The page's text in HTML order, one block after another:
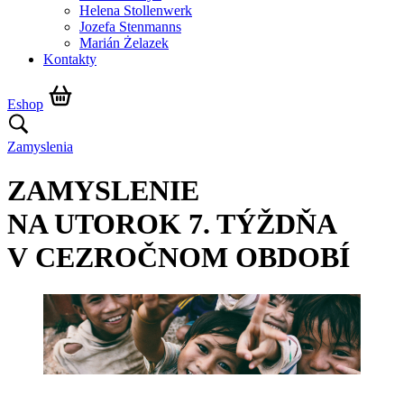
Helena Stollenwerk
Jozefa Stenmanns
Marián Żelazek
Kontakty
Eshop
Zamyslenia
ZAMYSLENIE
NA UTOROK 7. TÝŽDŇA
V CEZROČNOM OBDOBÍ